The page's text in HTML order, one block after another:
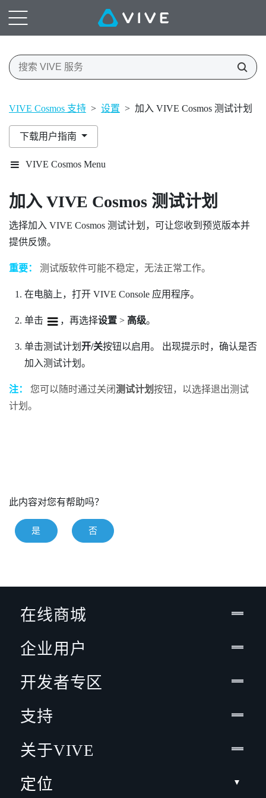
VIVE Cosmos 支持 > 设置 > 加入 VIVE Cosmos 测试计划
下载用户指南
VIVE Cosmos Menu
加入VIVE Cosmos 测试计划
选择加入 VIVE Cosmos 测试计划，可让您收到预览版本并
提供反馈。
重要： 测试版软件可能不稳定，无法正常工作。
在电脑上，打开 VIVE Console应用程序。
单击 ，再选择设置> 高级。
单击测试计划 开/关按钮以启用。 出现提示时，确认是否
加入测试计划。
注： 您可以随时通过关闭测试计划按钮，以选择退出测试
计划。
此内容对您有帮助吗？
是 否
在线商城
企业用户
开发者专区
支持
关于VIVE
定位